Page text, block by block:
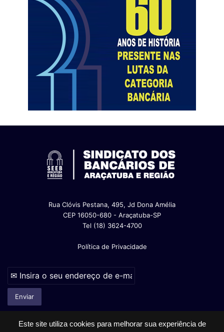
Este site utiliza cookies para melhorar sua experiência de
Rua Clóvis Pestana, 495, Jd Dona Amélia
CEP 16050-680 - Araçatuba-SP
Tel (18) 3624-4700
Política de Privacidade